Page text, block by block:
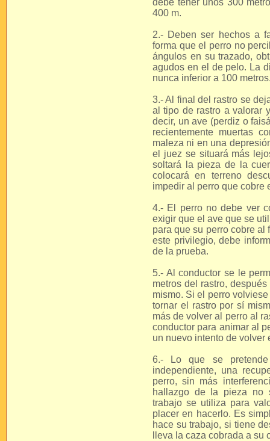
debe tener unos 300
400 m.
2.- Deben ser hechos a
forma que el perro no
ángulos en su trazado,
agudos en el de pelo. La
nunca inferior a 100
3.- Al final del rastro se
al tipo de rastro a valorar
decir, un ave (perdiz o
recientemente muertas
maleza ni en una
el juez se situará más
soltará la pieza de la
colocará en terreno
impedir al perro que cobre
4.- El perro no debe ver
exigir que el ave que se
para que su perro cobre
este privilegio, debe
de la prueba.
5.- Al conductor se le
metros del rastro,
mismo. Si el perro
tornar el rastro por sí
más de volver al perro al
conductor para animar al
un nuevo intento de volver
6.- Lo que se
independiente, una
perro, sin más
hallazgo de la pieza no
trabajo se utiliza para
placer en hacerlo. Es
hace su trabajo, si tiene
lleva la caza cobrada a su